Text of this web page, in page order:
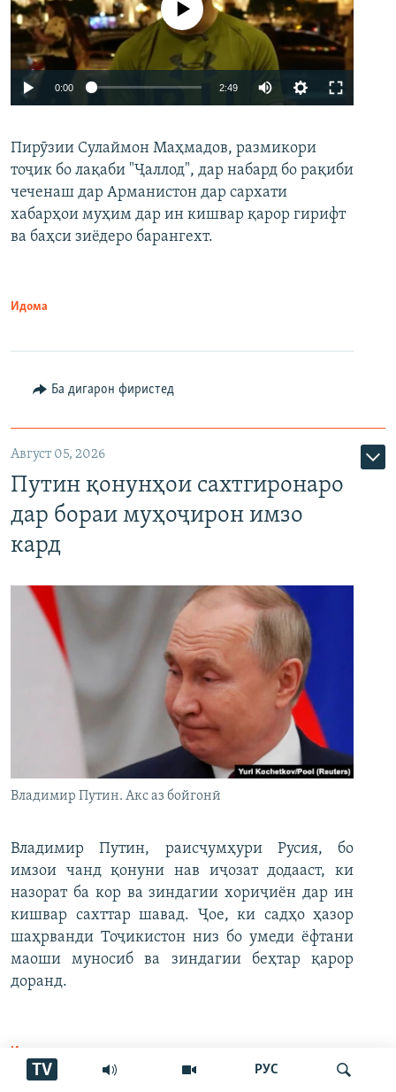
РУС
TV
Auto 240p 360p 480p
720p 1080p
Феълан кор намекунад
0:00 2:49
360p
480p
Пирӯзии Сулаймон Маҳмадов, размикори
тоҷик бо лақаби "Ҷаллод", дар набард бо рақиби
чеченаш дар Арманистон дар сархати
хабарҳои муҳим дар ин кишвар қарор гирифт
ва баҳси зиёдеро барангехт.
Идома
Ба дигарон фиристед
Август 05, 2026
Путин қонунҳои сахтгиронаро
дар бораи муҳоҷирон имзо
кард
Владимир Путин. Акс аз бойгонӣ
Владимир Путин, раисҷумҳури Русия, бо
имзои чанд қонуни нав иҷозат додааст, ки
назорат ба кор ва зиндагии хориҷиён дар ин
кишвар сахттар шавад. Ҷое, ки садҳо ҳазор
шаҳрванди Тоҷикистон низ бо умеди ёфтани
маоши муносиб ва зиндагии беҳтар қарор
доранд.
Идома